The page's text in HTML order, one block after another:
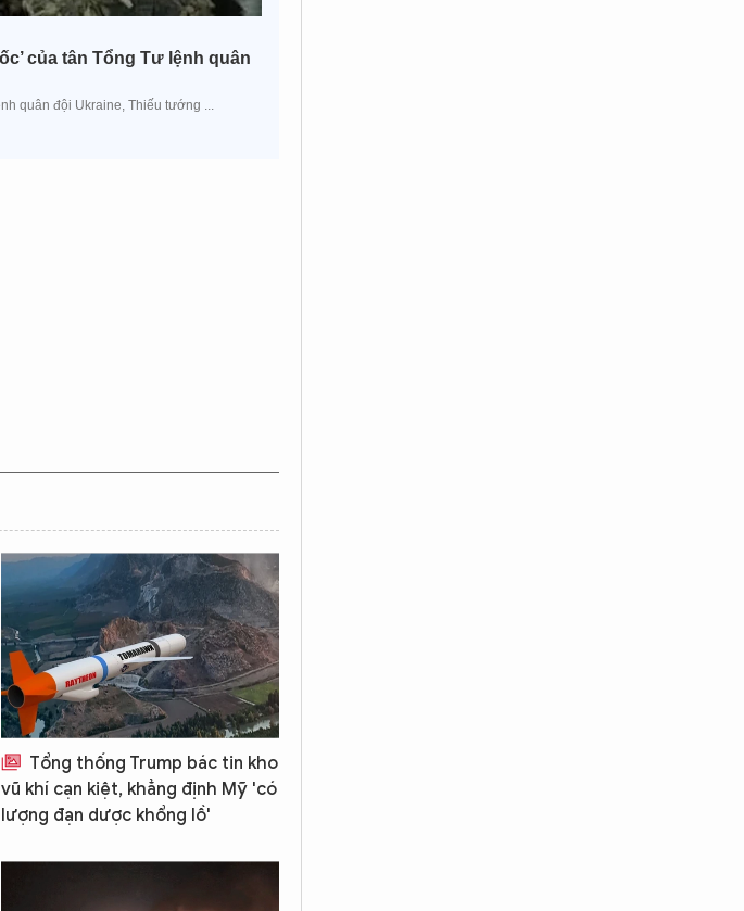
Tổng thống Trump bác tin kho
vũ khí cạn kiệt, khẳng định Mỹ 'có
lượng đạn dược khổng lồ'